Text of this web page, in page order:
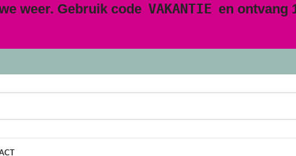
weer. Gebruik code VAKANTIE en ontvang